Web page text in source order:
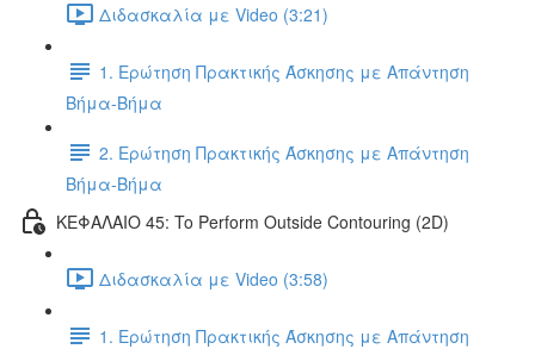
Διδασκαλία με Video (3:21)
1. Ερώτηση Πρακτικής Άσκησης με Απάντηση
Βήμα-Βήμα
2. Ερώτηση Πρακτικής Άσκησης με Απάντηση
Βήμα-Βήμα
ΚΕΦΑΛΑΙΟ 45: To Perform Outside Contouring (2D)
Διδασκαλία με Video (3:58)
1. Ερώτηση Πρακτικής Άσκησης με Απάντηση